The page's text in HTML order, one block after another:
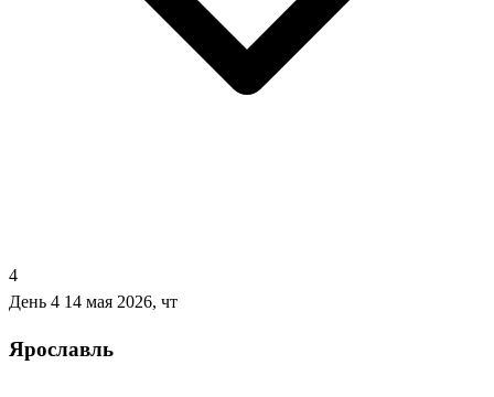
4
День 4 14 мая 2026, чт
Ярославль